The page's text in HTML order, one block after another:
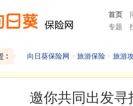
首页
专题
向日葵保险网 > 旅游保险 > 旅游
邀你共同出发寻